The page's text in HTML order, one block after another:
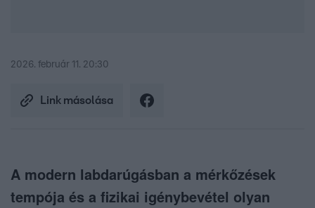
2026. február 11. 20:30
Link másolása
A modern labdarúgásban a mérkőzések
tempója és a fizikai igénybevétel olyan